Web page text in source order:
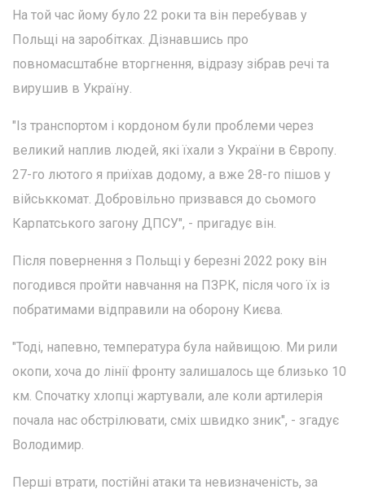
На той час йому було 22 роки та він перебував у
Польщі на заробітках. Дізнавшись про
повномасштабне вторгнення, відразу зібрав речі та
вирушив в Україну.
"Із транспортом і кордоном були проблеми через
великий наплив людей, які їхали з України в Європу.
27-го лютого я приїхав додому, а вже 28-го пішов у
військкомат. Добровільно призвався до сьомого
Карпатського загону ДПСУ", - пригадує він.
Після повернення з Польщі у березні 2022 року він
погодився пройти навчання на ПЗРК, після чого їх із
побратимами відправили на оборону Києва.
"Тоді, напевно, температура була найвищою. Ми рили
окопи, хоча до лінії фронту залишалось ще близько 10
км. Спочатку хлопці жартували, але коли артилерія
почала нас обстрілювати, сміх швидко зник", - згадує
Володимир.
Перші втрати, постійні атаки та невизначеність, за